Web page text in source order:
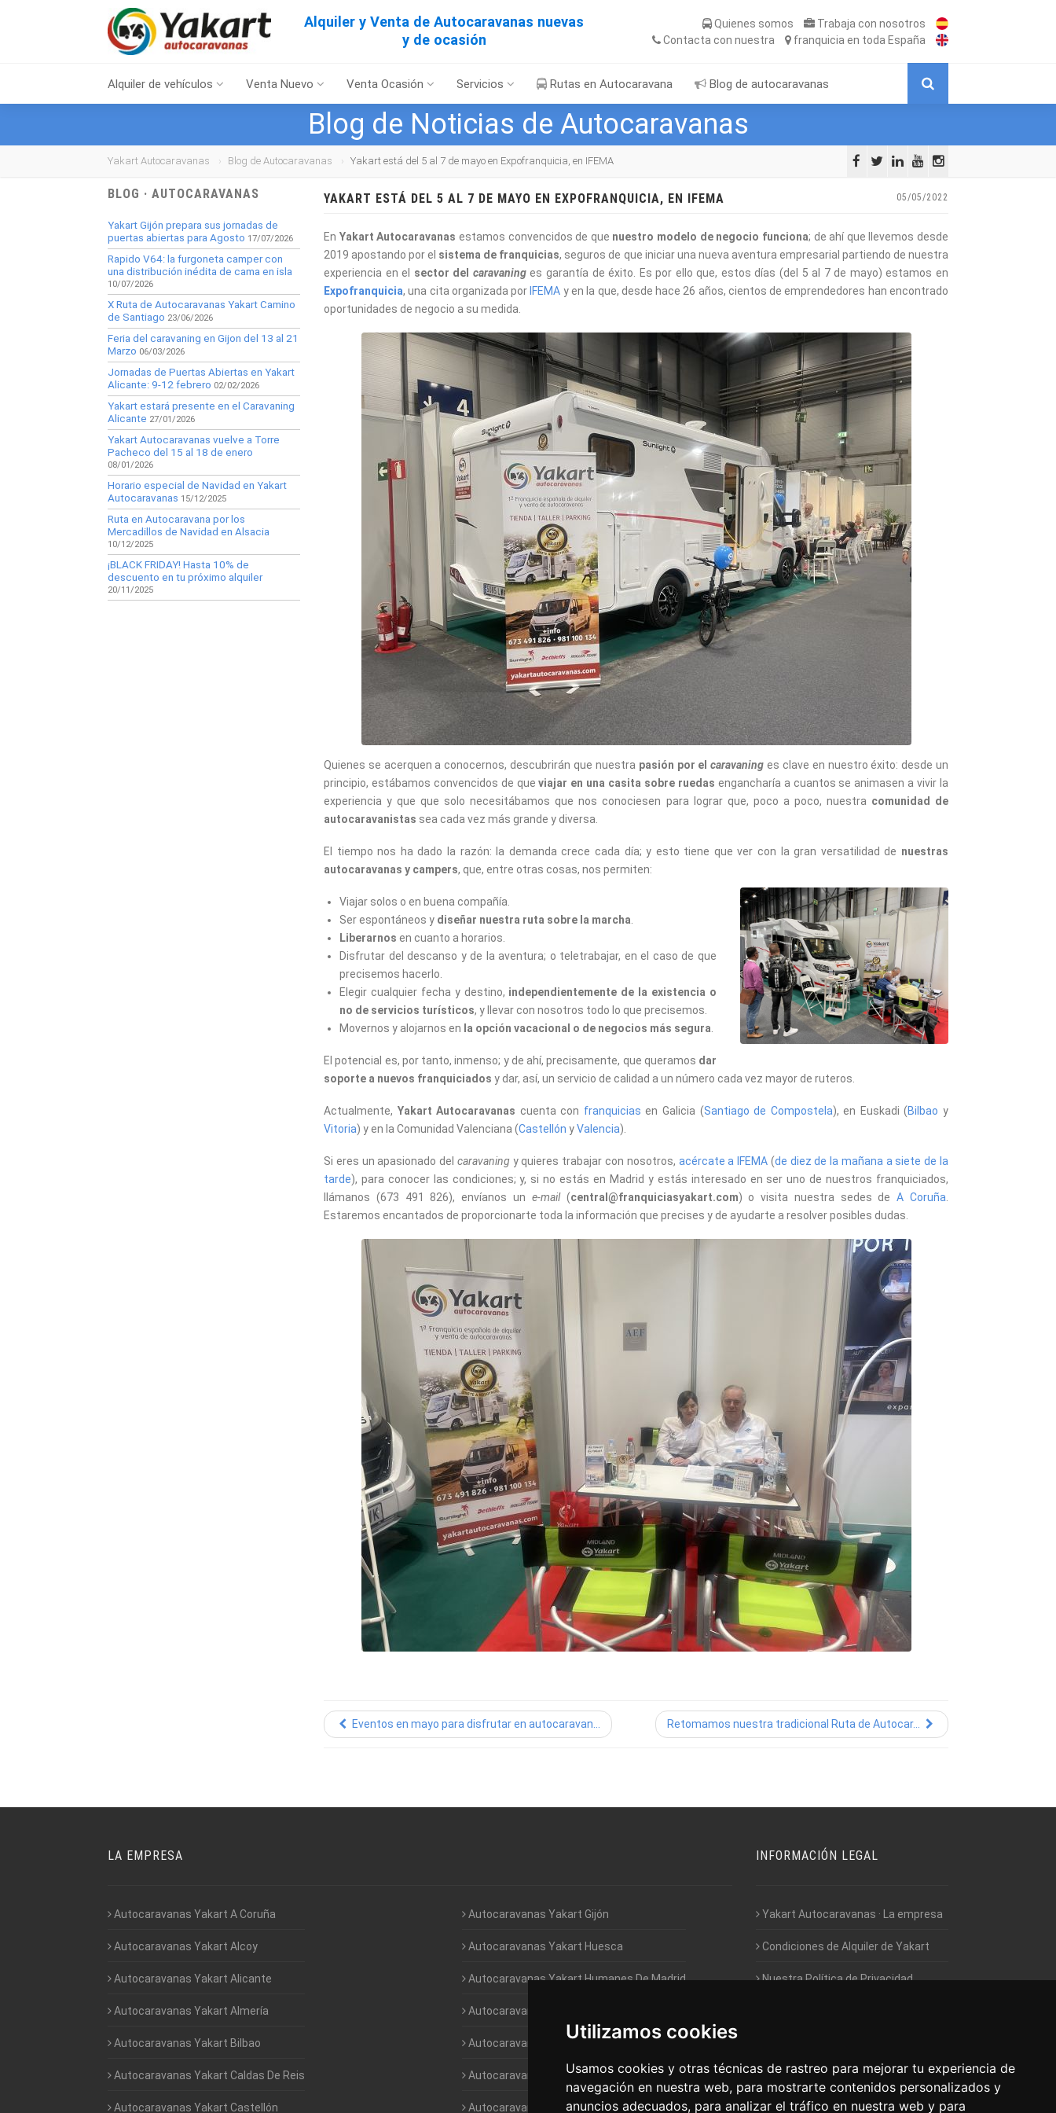
Utilizamos cookies
Usamos cookies y otras técnicas de rastreo para mejorar tu experiencia de
navegación en nuestra web, para mostrarte contenidos personalizados y
anuncios adecuados, para analizar el tráfico en nuestra web y para
Alquiler y Venta de Autocaravanas nuevas
y de ocasión
Quienes somos Trabaja con nosotros
Contacta con nuestra franquicia en toda España
Alquiler de vehículos Venta Nuevo Venta Ocasión Servicios Rutas en Autocaravana Blog de autocaravanas
Blog de Noticias de Autocaravanas
Yakart Autocaravanas Blog de Autocaravanas Yakart está del 5 al 7 de mayo en Expofranquicia, en IFEMA
BLOG · AUTOCARAVANAS
Yakart Gijón prepara sus jornadas de
puertas abiertas para Agosto 17/07/2026
Rapido V64: la furgoneta camper con
una distribución inédita de cama en isla
10/07/2026
X Ruta de Autocaravanas Yakart Camino
de Santiago 23/06/2026
Feria del caravaning en Gijon del 13 al 21
Marzo 06/03/2026
Jornadas de Puertas Abiertas en Yakart
Alicante: 9-12 febrero 02/02/2026
Yakart estará presente en el Caravaning
Alicante 27/01/2026
Yakart Autocaravanas vuelve a Torre
Pacheco del 15 al 18 de enero
08/01/2026
Horario especial de Navidad en Yakart
Autocaravanas 15/12/2025
Ruta en Autocaravana por los
Mercadillos de Navidad en Alsacia
10/12/2025
¡BLACK FRIDAY! Hasta 10% de
descuento en tu próximo alquiler
20/11/2025
YAKART ESTÁ DEL 5 AL 7 DE MAYO EN EXPOFRANQUICIA, EN IFEMA 05/05/2022
En Yakart Autocaravanas estamos convencidos de que nuestro modelo de negocio funciona; de ahí que llevemos desde
2019 apostando por el sistema de franquicias, seguros de que iniciar una nueva aventura empresarial partiendo de nuestra
experiencia en el sector del caravaninges garantía de éxito. Es por ello que, estos días (del 5 al 7 de mayo) estamos en
Expofranquicia, una cita organizada por IFEMA y en la que, desde hace 26 años, cientos de emprendedores han encontrado
oportunidades de negocio a su medida.
Quienes se acerquen a conocernos, descubrirán que nuestra pasión por elcaravaning es clave en nuestro éxito: desde un
principio, estábamos convencidos de queviajar en una casita sobre ruedas engancharía a cuantos se animasen a vivir la
experiencia y que que solo necesitábamos que nos conociesen para lograr que, poco a poco, nuestra comunidad de
autocaravanistas sea cada vez más grande y diversa.
El tiempo nos ha dado la razón: la demanda crece cada día; y esto tiene que ver con la gran versatilidad de nuestras
autocaravanas y campers, que, entre otras cosas, nos permiten:
Viajar solos o en buena compañía.
Ser espontáneos y diseñar nuestra ruta sobre la marcha
Liberarnos en cuanto a horarios.
Disfrutar del descanso y de la aventura; o teletrabajar, en el caso de que
precisemos hacerlo.
Elegir cualquier fecha y destino, independientemente de la existencia o
no de servicios turísticos, y llevar con nosotros todo lo que precisemos.
Movernos y alojarnos en la opción vacacional o de negocios más segura
El potencial es, por tanto, inmenso; y de ahí, precisamente, que queramos dar
soporte a nuevos franquiciados y dar, así, un servicio de calidad a un número cada vez mayor de ruteros.
Actualmente, Yakart Autocaravanas cuenta con franquicias en Galicia (Santiago de Compostela), en Euskadi (Bilbao y
Vitoria) y en la Comunidad Valenciana (Castellón yValencia).
Si eres un apasionado del caravaningy quieres trabajar con nosotros, acércate a IFEMA (de diez de la mañana a siete de la
tarde), para conocer las condiciones; y, si no estás en Madrid y estás interesado en ser uno de nuestros franquiciados,
llámanos (673 491 826), envíanos un e-mail(central@franquiciasyakart.com) o visita nuestra sedes deA Coruña
Estaremos encantados de proporcionarte toda la información que precises y de ayudarte a resolver posibles dudas.
Eventos en mayo para disfrutar en autocaravan... Retomamos nuestra tradicional Ruta de Autocar...
LA EMPRESA
Autocaravanas Yakart A Coruña
Autocaravanas Yakart Alcoy
Autocaravanas Yakart Alicante
Autocaravanas Yakart Almería
Autocaravanas Yakart Bilbao
Autocaravanas Yakart Caldas De Reis
Autocaravanas Yakart Castellón
Autocaravanas Yakart Gijón
Autocaravanas Yakart Huesca
Autocaravanas Yakart Humanes De Madrid
Autocaravanas Yakart Jaén
Autocaravanas Yakart Lugo
Autocaravanas Yakart Valencia
Autocaravanas Yakart Vitoria
INFORMACIÓN LEGAL
Yakart Autocaravanas · La empresa
Condiciones de Alquiler de Yakart
Nuestra Política de Privacidad